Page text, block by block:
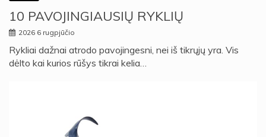
10 PAVOJINGIAUSIŲ RYKLIŲ
2026 6 rugpjūčio
Rykliai dažnai atrodo pavojingesni, nei iš tikrųjų yra. Vis
dėlto kai kurios rūšys tikrai kelia…